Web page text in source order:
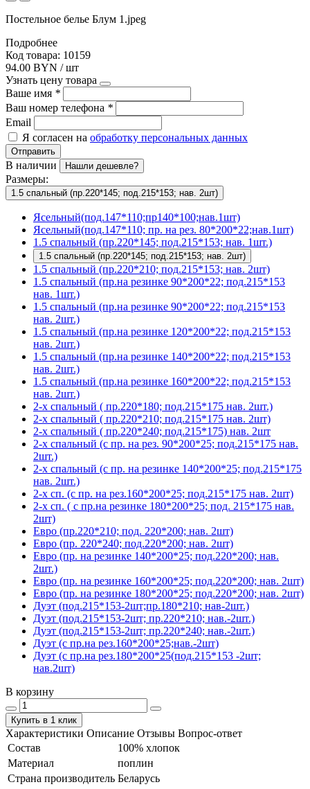
Постельное белье Блум 1.jpeg
Подробнее
Код товара: 10159
94.00 BYN / шт
Узнать цену товара
Ваше имя *
Ваш номер телефона *
Email
Я согласен на обработку персональных данных
Отправить
В наличии Нашли дешевле?
Размеры:
1.5 спальный (пр.220*145; под.215*153; нав. 2шт)
Ясельный(под.147*110;пр140*100;нав.1шт)
Ясельный(под.147*110; пр. на рез. 80*200*22;нав.1шт)
1.5 спальный (пр.220*145; под.215*153; нав. 1шт.)
1.5 спальный (пр.220*145; под.215*153; нав. 2шт)
1.5 спальный (пр.220*210; под.215*153; нав. 2шт)
1.5 спальный (пр.на резинке 90*200*22; под.215*153
нав. 1шт.)
1.5 спальный (пр.на резинке 90*200*22; под.215*153
нав. 2шт.)
1.5 спальный (пр.на резинке 120*200*22; под.215*153
нав. 2шт.)
1.5 спальный (пр.на резинке 140*200*22; под.215*153
нав. 2шт.)
1.5 спальный (пр.на резинке 160*200*22; под.215*153
нав. 2шт.)
2-х спальный ( пр.220*180; под.215*175 нав. 2шт.)
2-х спальный ( пр.220*210; под.215*175 нав. 2шт)
2-х спальный ( пр.220*240; под.215*175) нав. 2шт
2-х спальный (с пр. на рез. 90*200*25; под.215*175 нав.
2шт.)
2-х спальный (с пр. на резинке 140*200*25; под.215*175
нав. 2шт.)
2-х сп. (с пр. на рез.160*200*25; под.215*175 нав. 2шт)
2-х сп. ( с пр.на резинке 180*200*25; под. 215*175 нав.
2шт)
Евро (пр.220*210; под. 220*200; нав. 2шт)
Евро (пр. 220*240; под.220*200; нав. 2шт)
Евро (пр. на резинке 140*200*25; под.220*200; нав.
2шт.)
Евро (пр. на резинке 160*200*25; под.220*200; нав. 2шт)
Евро (пр. на резинке 180*200*25; под.220*200; нав. 2шт)
Дуэт (под.215*153-2шт;пр.180*210; нав-2шт.)
Дуэт (под.215*153-2шт; пр.220*210; нав.-2шт.)
Дуэт (под.215*153-2шт; пр.220*240; нав.-2шт.)
Дуэт (с пр.на рез.160*200*25;нав.-2шт)
Дуэт (с пр.на рез.180*200*25(под.215*153 -2шт;
нав.2шт)
В корзину
Купить в 1 клик
Характеристики Описание Отзывы Вопрос-ответ
Состав
100% хлопок
Материал
поплин
Страна производитель Беларусь